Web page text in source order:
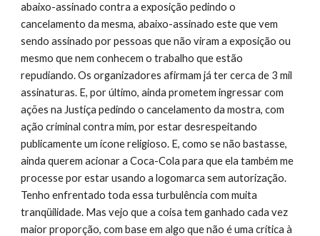
abaixo-assinado contra a exposição pedindo o
cancelamento da mesma, abaixo-assinado este que vem
sendo assinado por pessoas que não viram a exposição ou
mesmo que nem conhecem o trabalho que estão
repudiando. Os organizadores afirmam já ter cerca de 3 mil
assinaturas. E, por último, ainda prometem ingressar com
ações na Justiça pedindo o cancelamento da mostra, com
ação criminal contra mim, por estar desrespeitando
publicamente um ícone religioso. E, como se não bastasse,
ainda querem acionar a Coca-Cola para que ela também me
processe por estar usando a logomarca sem autorização.
Tenho enfrentado toda essa turbulência com muita
tranqüilidade. Mas vejo que a coisa tem ganhado cada vez
maior proporção, com base em algo que não é uma crítica à